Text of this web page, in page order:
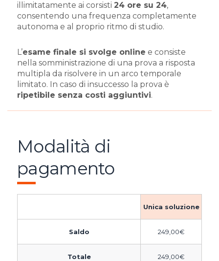
illimitatamente ai corsisti 24 ore su 24,
consentendo una frequenza completamente
autonoma e al proprio ritmo di studio.
L’esame finale si svolge online e consiste
nella somministrazione di una prova a risposta
multipla da risolvere in un arco temporale
limitato. In caso di insuccesso la prova è
ripetibile senza costi aggiuntivi.
Modalità di
pagamento
Unica soluzione
Saldo 249,00€
Totale 249,00€